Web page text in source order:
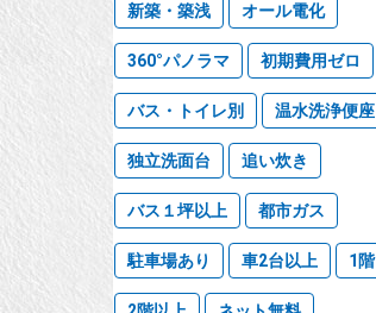
新築・築浅 オール電化
360°パノラマ 初期費用ゼロ
バス・トイレ別 温水洗浄便座
独立洗面台 追い炊き
バス１坪以上 都市ガス
駐車場あり 車2台以上 1階